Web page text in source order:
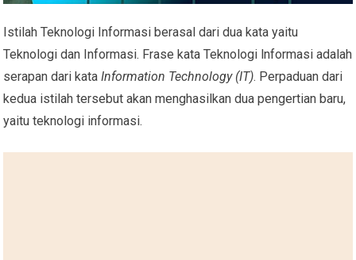
Istilah Teknologi Informasi berasal dari dua kata yaitu
Teknologi dan Informasi. Frase kata Teknologi lnformasi adalah
serapan dari kataInformation Technology (IT). Perpaduan dari
kedua istilah tersebut akan menghasilkan dua pengertian baru,
yaitu teknologi informasi.